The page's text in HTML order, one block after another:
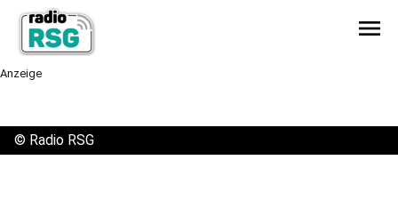
menu
Anzeige
© Radio RSG